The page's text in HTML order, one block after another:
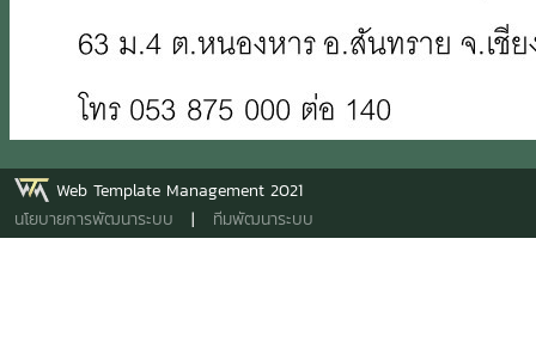
Web Template Management 2021
นโยบายการพัฒนาระบบ | ทีมพัฒนาระบบ